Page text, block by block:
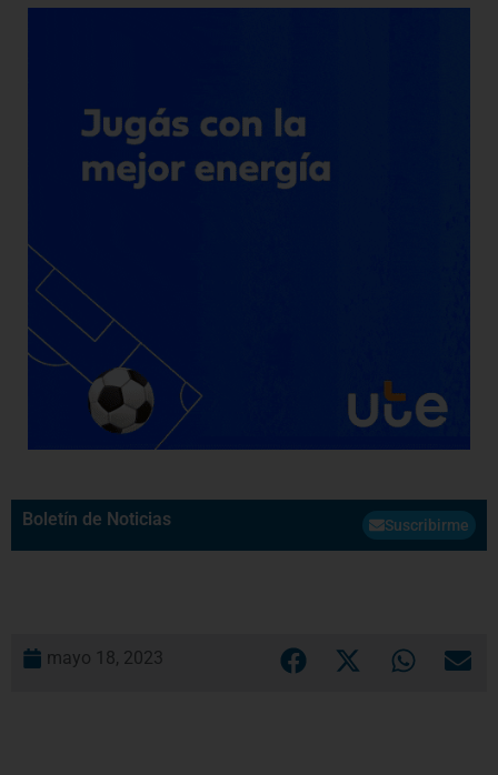
Boletín de Noticias Suscribirme
mayo 18, 2023